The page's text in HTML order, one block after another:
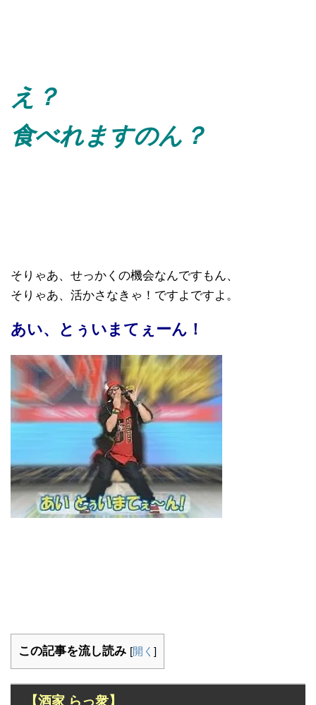
え？
食べれますのん？
そりゃあ、せっかくの機会なんですもん、
そりゃあ、活かさなきゃ！ですよですよ。
あい、とぅいまてぇーん！
この記事を流し読み [開く ]
【酒家 らっ衆】